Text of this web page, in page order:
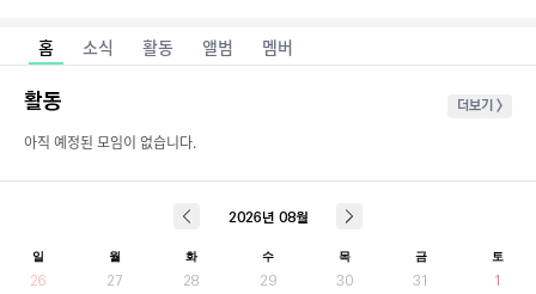
홈 소식 활동 앨범 멤버
활동 더보기 >
아직 예정된 모임이 없습니다.
2026년 08월
일 월 화 수 목 금 토
26 27 28 29 30 31 1